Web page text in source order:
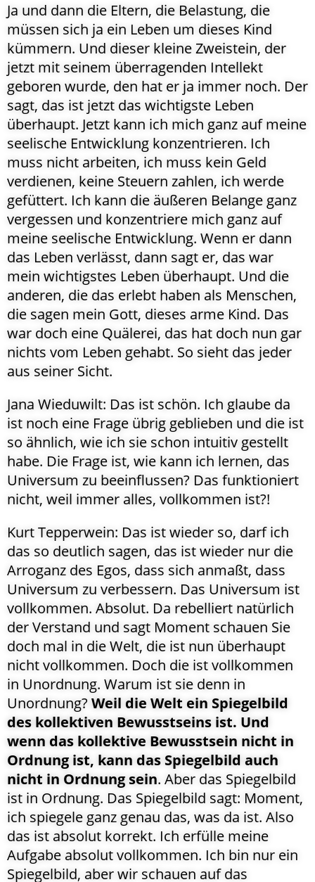
Ja und dann die Eltern, die Belastung, die
müssen sich ja ein Leben um dieses Kind
kümmern. Und dieser kleine Zweistein, der
jetzt mit seinem überragenden Intellekt
geboren wurde, den hat er ja immer noch. Der
sagt, das ist jetzt das wichtigste Leben
überhaupt. Jetzt kann ich mich ganz auf meine
seelische Entwicklung konzentrieren. Ich
muss nicht arbeiten, ich muss kein Geld
verdienen, keine Steuern zahlen, ich werde
gefüttert. Ich kann die äußeren Belange ganz
vergessen und konzentriere mich ganz auf
meine seelische Entwicklung. Wenn er dann
das Leben verlässt, dann sagt er, das war
mein wichtigstes Leben überhaupt. Und die
anderen, die das erlebt haben als Menschen,
die sagen mein Gott, dieses arme Kind. Das
war doch eine Quälerei, das hat doch nun gar
nichts vom Leben gehabt. So sieht das jeder
aus seiner Sicht.
Jana Wieduwilt: Das ist schön. Ich glaube da
ist noch eine Frage übrig geblieben und die ist
so ähnlich, wie ich sie schon intuitiv gestellt
habe. Die Frage ist, wie kann ich lernen, das
Universum zu beeinflussen? Das funktioniert
nicht, weil immer alles, vollkommen ist?!
Kurt Tepperwein: Das ist wieder so, darf ich
das so deutlich sagen, das ist wieder nur die
Arroganz des Egos, dass sich anmaßt, dass
Universum zu verbessern. Das Universum ist
vollkommen. Absolut. Da rebelliert natürlich
der Verstand und sagt Moment schauen Sie
doch mal in die Welt, die ist nun überhaupt
nicht vollkommen. Doch die ist vollkommen
in Unordnung. Warum ist sie denn in
Unordnung? Weil die Welt ein Spiegelbild
des kollektiven Bewusstseins ist. Und
wenn das kollektive Bewusstsein nicht in
Ordnung ist, kann das Spiegelbild auch
nicht in Ordnung sein. Aber das Spiegelbild
ist in Ordnung. Das Spiegelbild sagt: Moment,
ich spiegele ganz genau das, was da ist. Also
das ist absolut korrekt. Ich erfülle meine
Aufgabe absolut vollkommen. Ich bin nur ein
Spiegelbild, aber wir schauen auf das